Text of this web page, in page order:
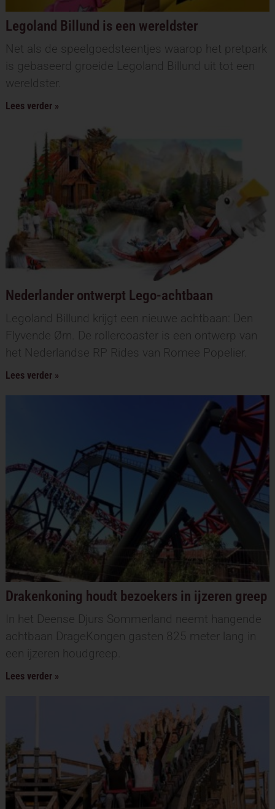
Legoland Billund is een wereldster
Net als de speelgoedsteentjes waarop het pretpark
is gebaseerd groeide Legoland Billund uit tot een
wereldster.
Lees verder »
Nederlander ontwerpt Lego-achtbaan
Legoland Billund krijgt een nieuwe achtbaan: Den
Flyvende Ørn. De rollercoaster is een ontwerp van
het Nederlandse RP Rides van Romee Popelier.
Lees verder »
Drakenkoning houdt bezoekers in ijzeren greep
In het Deense Djurs Sommerland neemt hangende
achtbaan DrageKongen gasten 825 meter lang in
een ijzeren houdgreep.
Lees verder »